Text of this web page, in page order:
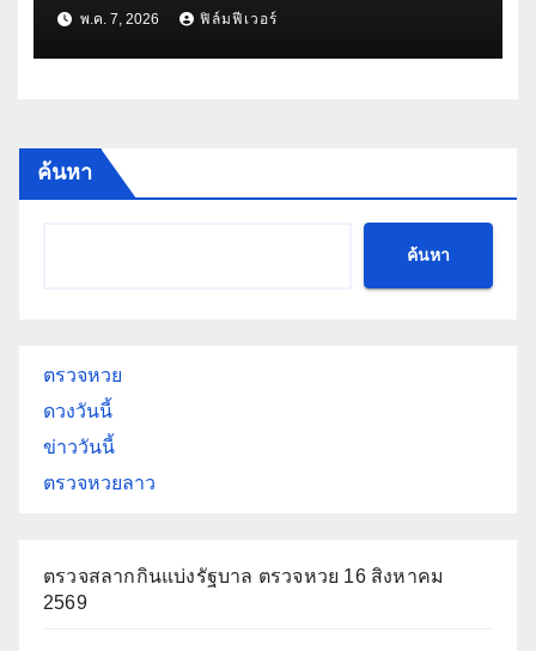
กลายเป็นลิขิตรักพันธนาการหัวใจ
พ.ค. 7, 2026 ฟิล์มฟีเวอร์
ค้นหา
ค้นหา
ตรวจหวย
ดวงวันนี้
ข่าววันนี้
ตรวจหวยลาว
ตรวจสลากกินแบ่งรัฐบาล ตรวจหวย 16 สิงหาคม
2569